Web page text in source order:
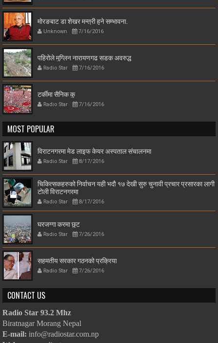
मोरङबाट डा शेखर मन्त्री हुने सम्भावना.
Unknown 7/16/2016
पहिरोले मुग्लिन नारायणगढ सडक अवरुद्ध
Radio Star 7/16/2016
टर्कीमा सैनिक कु
Radio Star 7/16/2016
MOST POPULAR
विराटनगरमा मेड लाइफ केयर अस्पताल संचालनमा
Radio Star 8/17/2016
चिकित्सकहरुको निर्वाचन यही भदौ १७ देखी सुरु चुनावी प्रचार प्रसारका लागी
टोली विराटनगरमा
Radio Star 8/17/2016
घरजग्गा करमा छुट
Radio Star 7/26/2016
सहमतीय सरकार गठनको प्रक्रिया
Radio Star 7/26/2016
CONTACT US
Radio Star 93.2 Mhz
Biratnagar Morang Nepal
E-mail: info@radiostar.com.np